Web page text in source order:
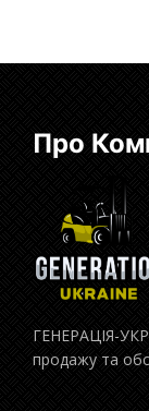
Про
ГЕНЕРАЦІЯ-
продажу та